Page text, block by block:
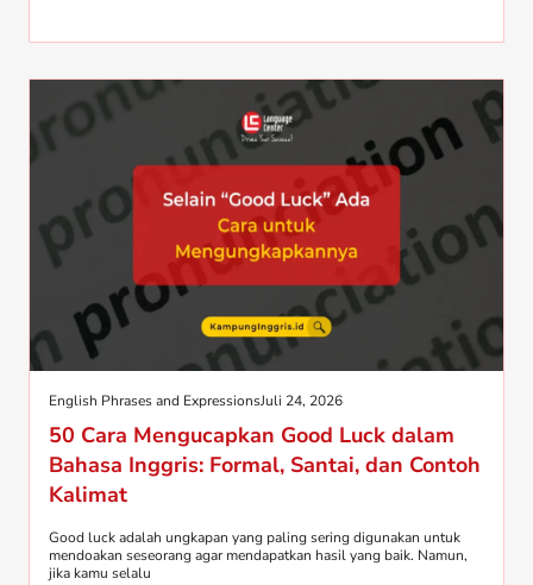
English Phrases and ExpressionsJuli 24, 2026
50 Cara Mengucapkan Good Luck dalam
Bahasa Inggris: Formal, Santai, dan Contoh
Kalimat
Good luck adalah ungkapan yang paling sering digunakan untuk
mendoakan seseorang agar mendapatkan hasil yang baik. Namun,
jika kamu selalu